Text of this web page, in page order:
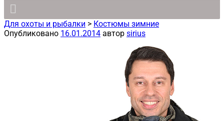
Для охоты и рыбалки > Костюмы зимние
Опубликовано 16.01.2014 автор sirius